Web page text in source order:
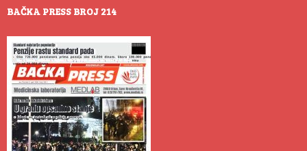
BAČKA PRESS BROJ 214